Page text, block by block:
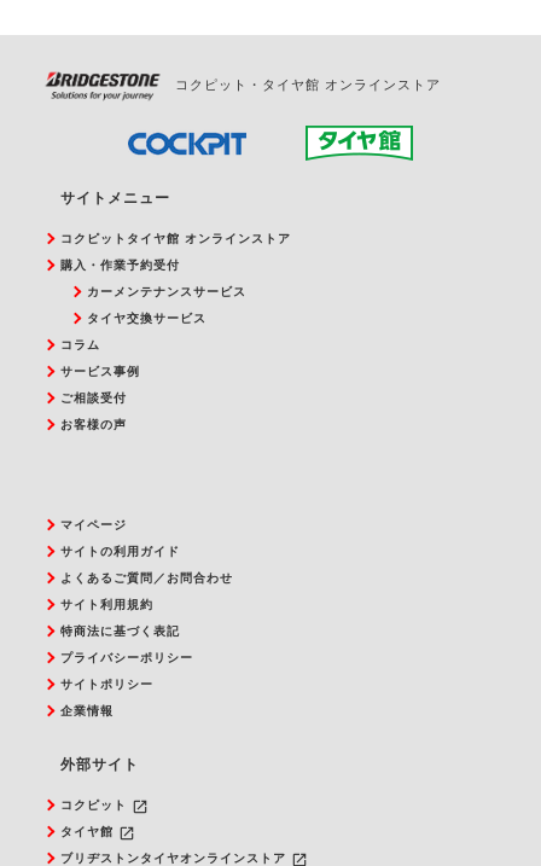
コクピット・タイヤ館 オンラインストア
サイトメニュー
コクピットタイヤ館 オンラインストア
購入・作業予約受付
カーメンテナンスサービス
タイヤ交換サービス
コラム
サービス事例
ご相談受付
お客様の声
マイページ
サイトの利用ガイド
よくあるご質問／お問合わせ
サイト利用規約
特商法に基づく表記
プライバシーポリシー
サイトポリシー
企業情報
外部サイト
コクピット launch
タイヤ館 launch
ブリヂストンタイヤオンラインストア launch